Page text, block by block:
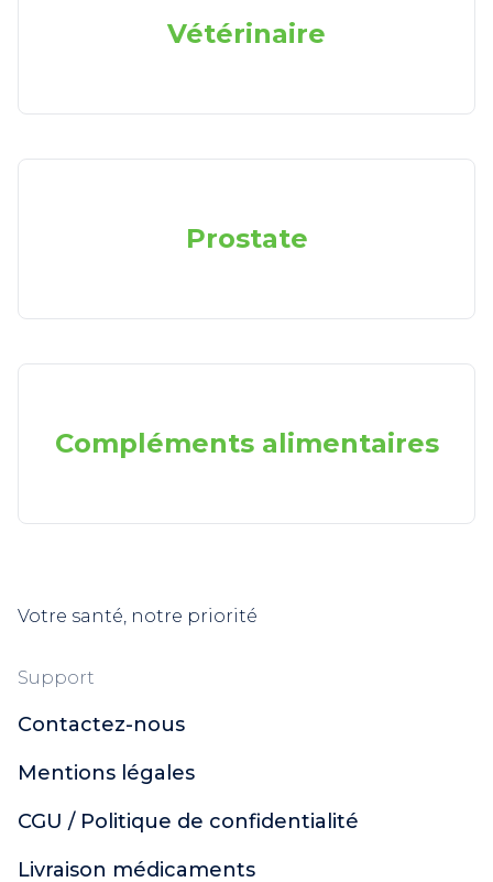
Vétérinaire
Prostate
Compléments alimentaires
Votre santé, notre priorité
Support
Contactez-nous
Mentions légales
CGU / Politique de confidentialité
Livraison médicaments